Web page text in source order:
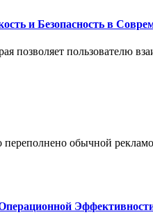
и Безопасность в
позволяет пользователю
переполнено обычной